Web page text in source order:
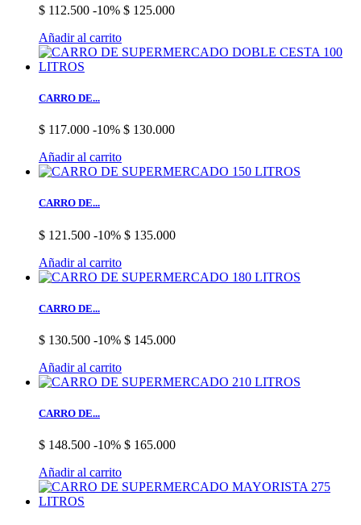
$ 112.500 -10% $ 125.000
Añadir al carrito
CARRO DE...
$ 117.000 -10% $ 130.000
Añadir al carrito
CARRO DE...
$ 121.500 -10% $ 135.000
Añadir al carrito
CARRO DE...
$ 130.500 -10% $ 145.000
Añadir al carrito
CARRO DE...
$ 148.500 -10% $ 165.000
Añadir al carrito